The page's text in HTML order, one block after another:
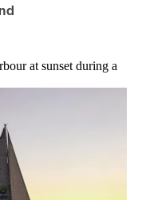
at sunset during a